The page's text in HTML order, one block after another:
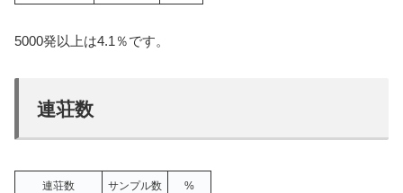
5000発以上は4.1％です。
連荘数
連荘数 サンプル数 %